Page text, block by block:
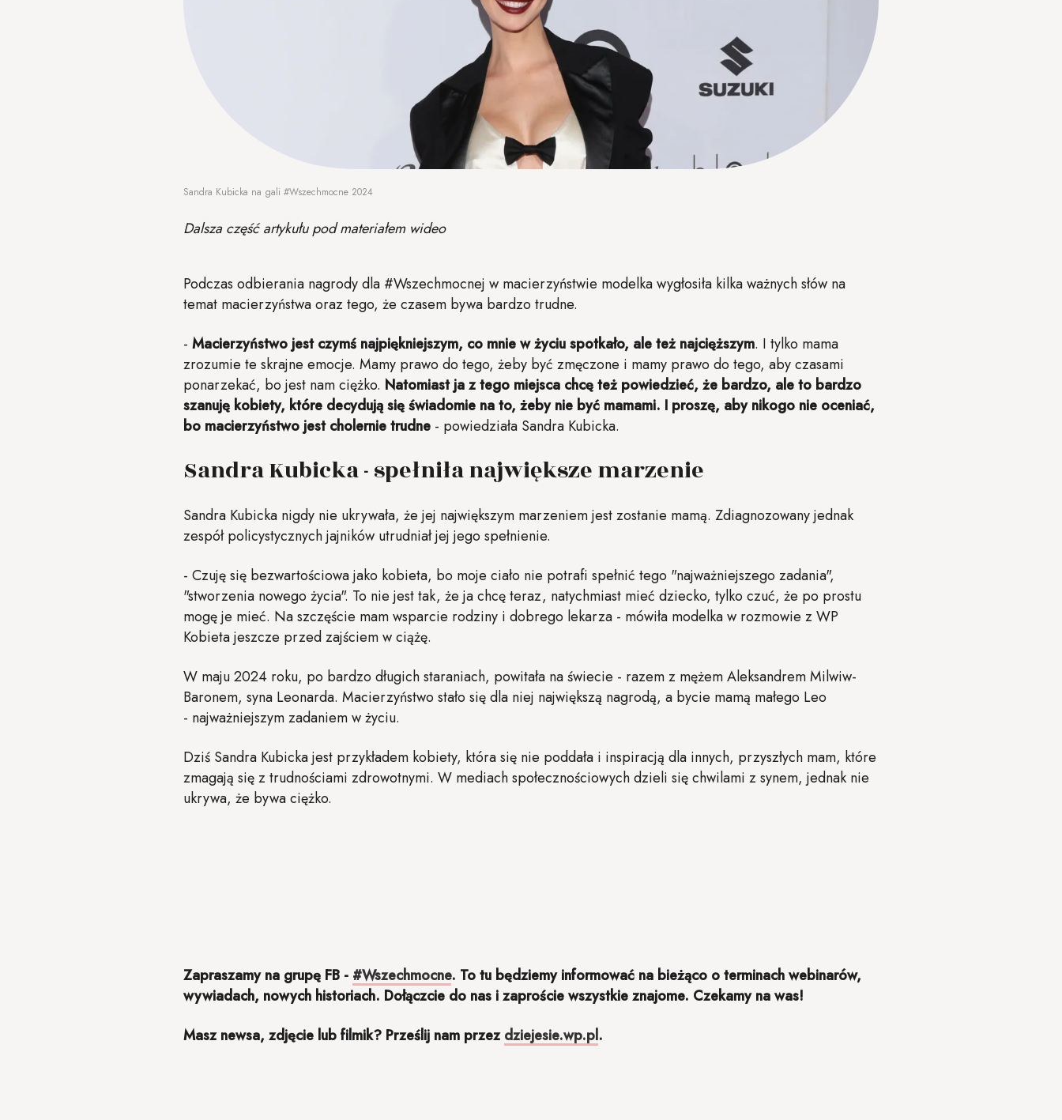
Sandra Kubicka na gali #Wszechmocne 2024
Dalsza część artykułu pod materiałem wideo
Podczas odbierania nagrody dla #Wszechmocnej w macierzyństwie modelka wygłosiła kilka ważnych słów na
temat macierzyństwa oraz tego, że czasem bywa bardzo trudne.
- Macierzyństwo jest czymś najpiękniejszym, co mnie w życiu spotkało, ale też najcięższym. I tylko mama
zrozumie te skrajne emocje. Mamy prawo do tego, żeby być zmęczone i mamy prawo do tego, aby czasami
ponarzekać, bo jest nam ciężko. Natomiast ja z tego miejsca chcę też powiedzieć, że bardzo, ale to bardzo
szanuję kobiety, które decydują się świadomie na to, żeby nie być mamami. I proszę, aby nikogo nie oceniać,
bo macierzyństwo jest cholernie trudne - powiedziała Sandra Kubicka.
Sandra Kubicka - spełniła największe marzenie
Sandra Kubicka nigdy nie ukrywała, że jej największym marzeniem jest zostanie mamą. Zdiagnozowany jednak
zespół policystycznych jajników utrudniał jej jego spełnienie.
- Czuję się bezwartościowa jako kobieta, bo moje ciało nie potrafi spełnić tego "najważniejszego zadania",
"stworzenia nowego życia". To nie jest tak, że ja chcę teraz, natychmiast mieć dziecko, tylko czuć, że po prostu
mogę je mieć. Na szczęście mam wsparcie rodziny i dobrego lekarza - mówiła modelka w rozmowie z WP
Kobieta jeszcze przed zajściem w ciążę.
W maju 2024 roku, po bardzo długich staraniach, powitała na świecie - razem z mężem Aleksandrem Milwiw-
Baronem, syna Leonarda. Macierzyństwo stało się dla niej największą nagrodą, a bycie mamą małego Leo
- najważniejszym zadaniem w życiu.
Dziś Sandra Kubicka jest przykładem kobiety, która się nie poddała i inspiracją dla innych, przyszłych mam, które
zmagają się z trudnościami zdrowotnymi. W mediach społecznościowych dzieli się chwilami z synem, jednak nie
ukrywa, że bywa ciężko.
Zapraszamy na grupę FB - #Wszechmocne. To tu będziemy informować na bieżąco o terminach webinarów,
wywiadach, nowych historiach. Dołączcie do nas i zaproście wszystkie znajome. Czekamy na was!
Masz newsa, zdjęcie lub filmik? Prześlij nam przezdziejesie.wp.pl.